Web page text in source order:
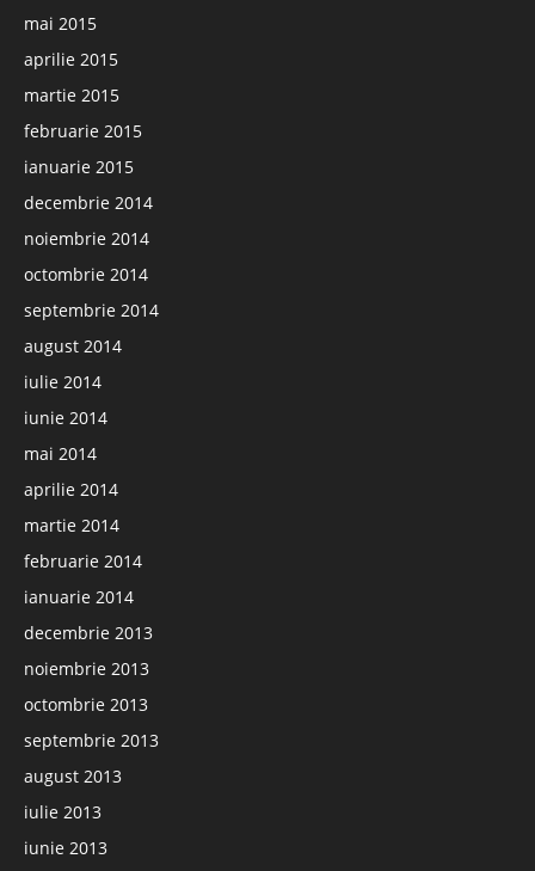
mai 2015
aprilie 2015
martie 2015
februarie 2015
ianuarie 2015
decembrie 2014
noiembrie 2014
octombrie 2014
septembrie 2014
august 2014
iulie 2014
iunie 2014
mai 2014
aprilie 2014
martie 2014
februarie 2014
ianuarie 2014
decembrie 2013
noiembrie 2013
octombrie 2013
septembrie 2013
august 2013
iulie 2013
iunie 2013